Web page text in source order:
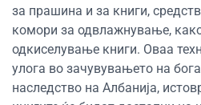
за прашина и за книги,
комори за одвлажнување,
одкиселување книги. Оваа
улога во зачувувањето на
наследство на Албанија,